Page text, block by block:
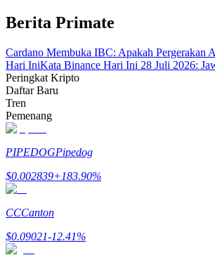
Informasi
Analisis data besar termasuk info
Berita Primate
Cardano Membuka IBC: Apakah Pergerakan
Hari IniKata Binance Hari Ini 28 Juli 2026:
Peringkat Kripto
Daftar Baru
Tren
Pemenang
PIPEDOGPipedog
$0.002839+183.90%
CCCanton
$0.09021-12.41%